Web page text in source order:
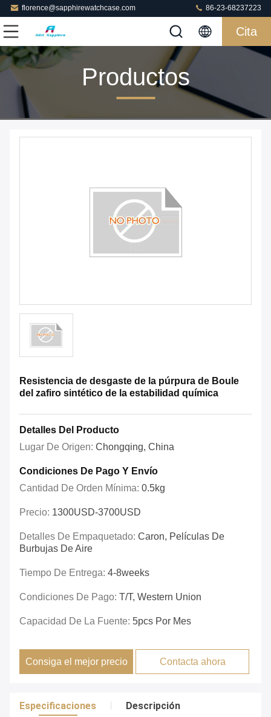
florence@sapphirewatchcase.com 86-23-68237223
Cita
Productos
Resistencia de desgaste de la púrpura de Boule
del zafiro sintético de la estabilidad química
Detalles Del Producto
Lugar De Origen: Chongqing, China
Condiciones De Pago Y Envío
Cantidad De Orden Mínima: 0.5kg
Precio: 1300USD-3700USD
Detalles De Empaquetado: Caron, Películas De
Burbujas De Aire
Tiempo De Entrega: 4-8weeks
Condiciones De Pago: T/T, Western Union
Capacidad De La Fuente: 5pcs Por Mes
Consiga el mejor precio Contacta ahora
Especificaciones Descripción